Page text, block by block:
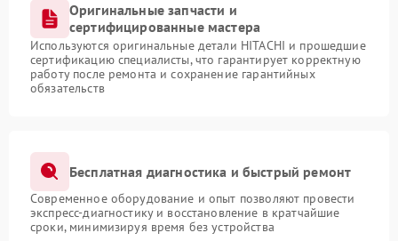
Оригинальные запчасти и
сертифицированные мастера
Используются оригинальные детали HITACHI и прошедшие
сертификацию специалисты, что гарантирует корректную
работу после ремонта и сохранение гарантийных
обязательств
Бесплатная диагностика и быстрый ремонт
Современное оборудование и опыт позволяют провести
экспресс-диагностику и восстановление в кратчайшие
сроки, минимизируя время без устройства